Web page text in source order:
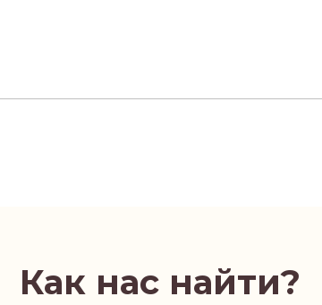
Как нас найти?